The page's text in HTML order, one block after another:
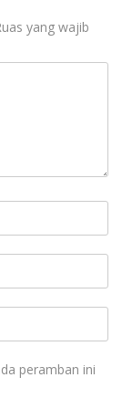
yang wajib
peramban ini